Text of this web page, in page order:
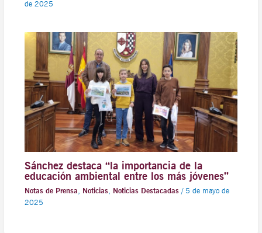
de 2025
Sánchez destaca “la importancia de la
educación ambiental entre los más jóvenes”
Notas de Prensa Noticias, Noticias Destacadas/ 5 de mayo de
2025